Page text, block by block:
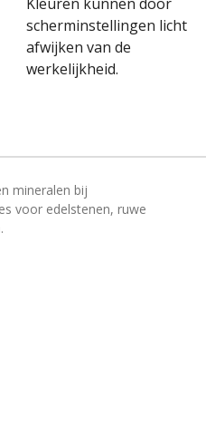
scherminstellingen licht
afwijken van de
werkelijkheid.
mineralen bij
voor edelstenen, ruwe